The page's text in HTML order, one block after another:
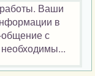
Ваши
в
общение с